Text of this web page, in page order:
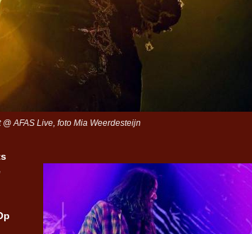
@ AFAS Live, foto Mia Weerdesteijn